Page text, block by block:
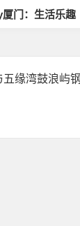
门：生活乐趣
五缘湾鼓浪屿